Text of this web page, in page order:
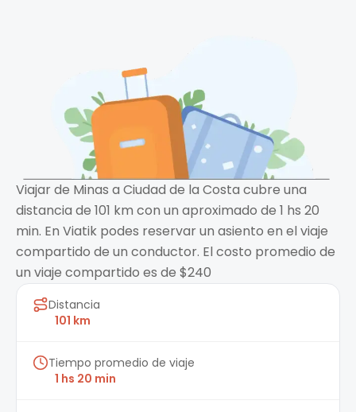
Viajar de Minas a Ciudad de la Costa cubre una
distancia de 101 km con un aproximado de 1 hs 20
min. En Viatik podes reservar un asiento en el viaje
compartido de un conductor. El costo promedio de
un viaje compartido es de $240
Distancia
101 km
Tiempo promedio de viaje
1 hs 20 min